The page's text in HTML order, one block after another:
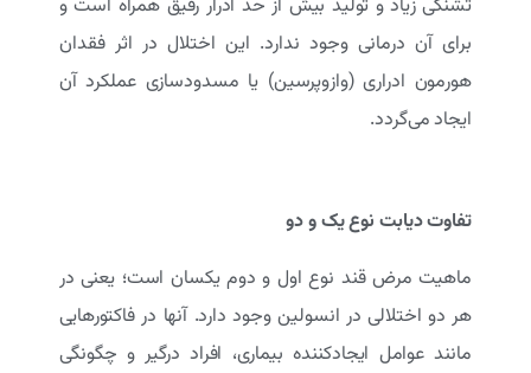
تشنگی زیاد و تولید بیش از حد ادرار رقیق همراه است و
برای آن درمانی وجود ندارد. این اختلال در اثر فقدان
هورمون ادراری (وازوپرسین) یا مسدودسازی عملکرد آن
ایجاد می‌گردد.
تفاوت دیابت نوع یک و دو
ماهیت مرض قند نوع اول و دوم یکسان است؛ یعنی در
هر دو اختلالی در انسولین وجود دارد. آنها در فاکتورهایی
مانند عوامل ایجاد‌کننده بیماری، افراد درگیر و چگونگی